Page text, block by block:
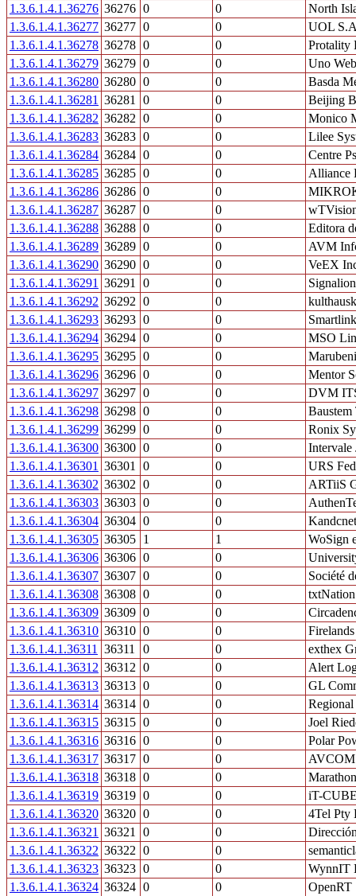
1.3.6.1.4.1.36276 36276 0 0
North
1.3.6.1.4.1.36277 36277 0 0
UOL
1.3.6.1.4.1.36278 36278 0 0
Protality
1.3.6.1.4.1.36279 36279 0 0
Uno
1.3.6.1.4.1.36280 36280 0 0
Basda
1.3.6.1.4.1.36281 36281 0 0
Beijing
1.3.6.1.4.1.36282 36282 0 0
Monico
1.3.6.1.4.1.36283 36283 0 0
Lilee
1.3.6.1.4.1.36284 36284 0 0
Centre
1.3.6.1.4.1.36285 36285 0 0
Alliance
1.3.6.1.4.1.36286 36286 0 0
1.3.6.1.4.1.36287 36287 0 0
1.3.6.1.4.1.36288 36288 0 0
Editora
1.3.6.1.4.1.36289 36289 0 0
AVM
1.3.6.1.4.1.36290 36290 0 0
VeEX
1.3.6.1.4.1.36291 36291 0 0
1.3.6.1.4.1.36292 36292 0 0
1.3.6.1.4.1.36293 36293 0 0
1.3.6.1.4.1.36294 36294 0 0
MSO
1.3.6.1.4.1.36295 36295 0 0
1.3.6.1.4.1.36296 36296 0 0
Mentor
1.3.6.1.4.1.36297 36297 0 0
DVM
1.3.6.1.4.1.36298 36298 0 0
1.3.6.1.4.1.36299 36299 0 0
Ronix
1.3.6.1.4.1.36300 36300 0 0
Intervale
1.3.6.1.4.1.36301 36301 0 0
URS
1.3.6.1.4.1.36302 36302 0 0
ARTiiS
1.3.6.1.4.1.36303 36303 0 0
1.3.6.1.4.1.36304 36304 0 0
1.3.6.1.4.1.36305 36305 1 1
WoSign
1.3.6.1.4.1.36306 36306 0 0
1.3.6.1.4.1.36307 36307 0 0
Société
1.3.6.1.4.1.36308 36308 0 0
1.3.6.1.4.1.36309 36309 0 0
1.3.6.1.4.1.36310 36310 0 0
1.3.6.1.4.1.36311
36311 0 0
exthex
1.3.6.1.4.1.36312 36312 0 0
Alert
1.3.6.1.4.1.36313 36313 0 0
GL
1.3.6.1.4.1.36314 36314 0 0
1.3.6.1.4.1.36315 36315 0 0
Joel
1.3.6.1.4.1.36316 36316 0 0
Polar
1.3.6.1.4.1.36317 36317 0 0
1.3.6.1.4.1.36318 36318 0 0
1.3.6.1.4.1.36319 36319 0 0
iT-
1.3.6.1.4.1.36320 36320 0 0
4Tel Pty
1.3.6.1.4.1.36321 36321 0 0
1.3.6.1.4.1.36322 36322 0 0
1.3.6.1.4.1.36323 36323 0 0
WynnIT
1.3.6.1.4.1.36324 36324 0 0 OpenRT